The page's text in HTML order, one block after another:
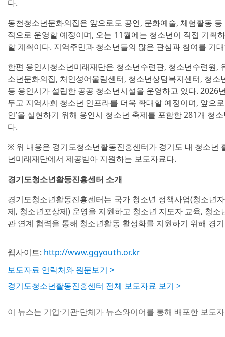
다.
동천청소년문화의집은 앞으로도 공연, 문화예술, 체험활동
적으로 운영할 예정이며, 오는 11월에는 청소년이 직접 기획
할 계획이다. 지역주민과 청소년들의 많은 관심과 참여를 기
한편 용인시청소년미래재단은 청소년수련관, 청소년수련원,
소년문화의집, 처인성어울림센터, 청소년상담복지센터, 청
등 용인시가 설립한 공공 청소년시설을 운영하고 있다. 2026
두고 지역사회 청소년 인프라를 더욱 확대할 예정이며, 앞으
인’을 실현하기 위해 용인시 청소년 축제를 포함한 281개 청
다.
※ 위 내용은 경기도청소년활동진흥센터가 경기도 내 청소년
년미래재단에서 제공받아 지원하는 보도자료다.
경기도청소년활동진흥센터 소개
경기도청소년활동진흥센터는 국가 청소년 정책사업(청소년
제, 청소년포상제) 운영을 지원하고 청소년 지도자 교육, 청
관 연계 협력을 통해 청소년활동 활성화를 지원하기 위해 경
웹사이트: http://www.ggyouth.or.kr
보도자료 연락처와 원문보기 >
경기도청소년활동진흥센터 전체 보도자료 보기 >
이 뉴스는 기업·기관·단체가 뉴스와이어를 통해 배포한 보도